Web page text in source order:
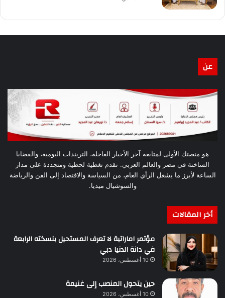
عن
هو منصتك الأولى لمتابعة آخر الأخبار العاجلة، التريندات اليومية، والقضايا
الساخنة في مصر والعالم العربي. نقدم تغطية لحظية ومتجددة على مدار
الساعة لأبرز ما يشغل الرأي العام، من السياسة والاقتصاد إلى الفن والرياضة
والسوشيال ميديا.
أخر المقالات
مؤتمر اماراتية لا تعرف المستحيل بنسخته الرابعة
في دانة الدنيا دبي
10 أغسطس، 2026
حين يتحول المنصب إلى غنيمة
10 أغسطس، 2026